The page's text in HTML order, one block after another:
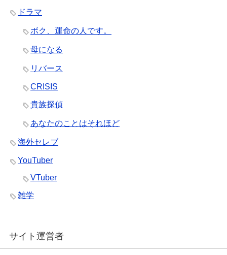
ドラマ
ボク、運命の人です。
母になる
リバース
CRISIS
貴族探偵
あなたのことはそれほど
海外セレブ
YouTuber
VTuber
雑学
サイト運営者